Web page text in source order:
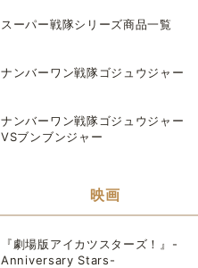
スーパー戦隊シリーズ商品一覧
ナンバーワン戦隊ゴジュウジャー
ナンバーワン戦隊ゴジュウジャー
VSブンブンジャー
映画
『劇場版アイカツスターズ！』-
Anniversary Stars-